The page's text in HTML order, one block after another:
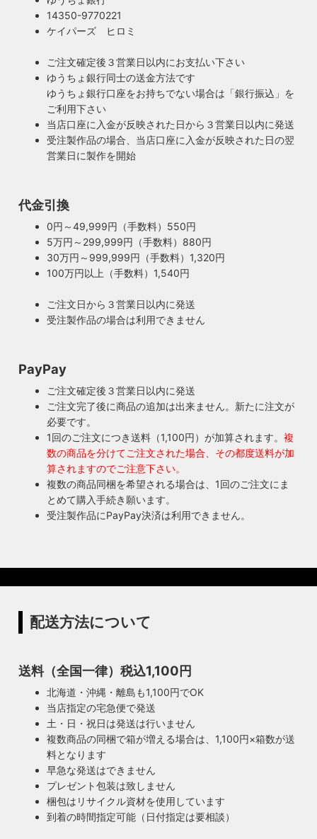
もしもの時も安心・製作担当者が修理を行いま
ご購入頂いた照明がもしも故障した場合は、すぐに当店にご
連絡ください！ハンドメイド照明やアンティーク照明は修理
人が責任をもって修理にあたります。造ったりカスタムした
本人だからこそ分かる不具合を見逃しません。
100年近く前のソケットも復活・特殊な絶縁体
ト。何十年、時には100年近く前のソケットシェルを使うこ
ともあります。ところが100年近く前のソケットに使われて
いたインシュレーター（絶縁体）はご覧の通り炭化してボロ
ボロに。当店では専門機関に依頼し、特殊カーボンを使いオ
リジナルのインシュレーターを製造しました。これで100年
近く前のソケットも安心してお使い頂けます。
14350-9770221
ケイパーズ ヒロミ
ご注文確定後３営業日以内にお支払い下さい
ゆうちょ銀行同士の送金方法です
ゆうちょ銀行口座をお持ちでない場合は「銀行振込」を
ご利用下さい
当店口座に入金が反映された日から３営業日以内に発送
受注製作品の場合、当店口座に入金が反映された日の翌
営業日に製作を開始
代金引換
0円～49,999円（手数料）550円
5万円～299,999円（手数料）880円
30万円～999,999円（手数料）1,320円
100万円以上（手数料）1,540円
ご注文日から３営業日以内に発送
受注製作品の場合は利用できません
PayPay
ご注文確定後３営業日以内に発送
ご注文完了後に商品の追加は出来ません。新たに注文が
必要です。
1回のご注文につき送料（1,100円）が加算されます。 複
数の商品を分けてご注文された場合、その都度送料が加
算されますのでご注意下さい。
複数の商品同梱を希望される場合は、1回のご注文にま
とめて購入手続き願います。
受注製作品にPayPay決済は利用できません。
配送方法について
送料（全国一律）税込1,100円
北海道・沖縄・離島も1,100円でOK
当店指定の宅急便で発送
土・日・祝日は発送は行いません
複数商品の同梱で箱が増える場合は、1,100円×箱数が送
料となります
早急な発送はできません
プレゼント包装は致しません
梱包はリサイクル資材を使用しています
到着の時間指定可能（日付指定は要相談）